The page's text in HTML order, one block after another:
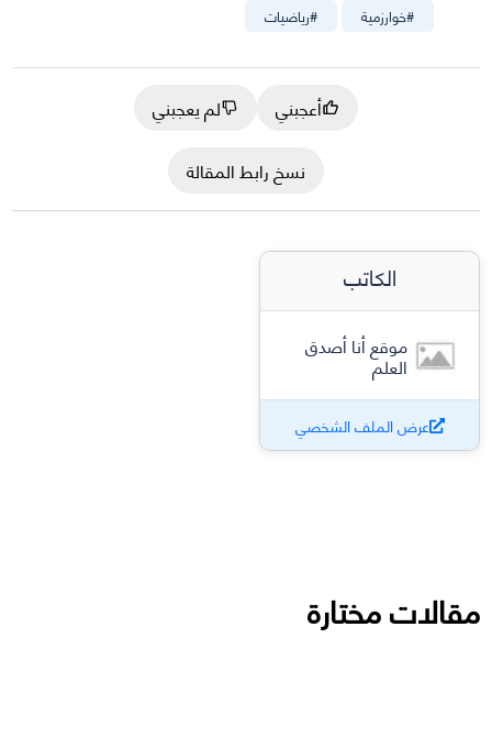
#رياضيات #خوارزمية
أعجبني
لم يعجبني
نسخ رابط المقالة
الكاتب
موقع أنا أصدق
العلم
عرض الملف الشخصي
مقالات مختارة